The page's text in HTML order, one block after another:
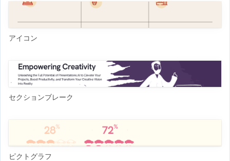
アイコン
セクションブレーク
ピクトグラフ